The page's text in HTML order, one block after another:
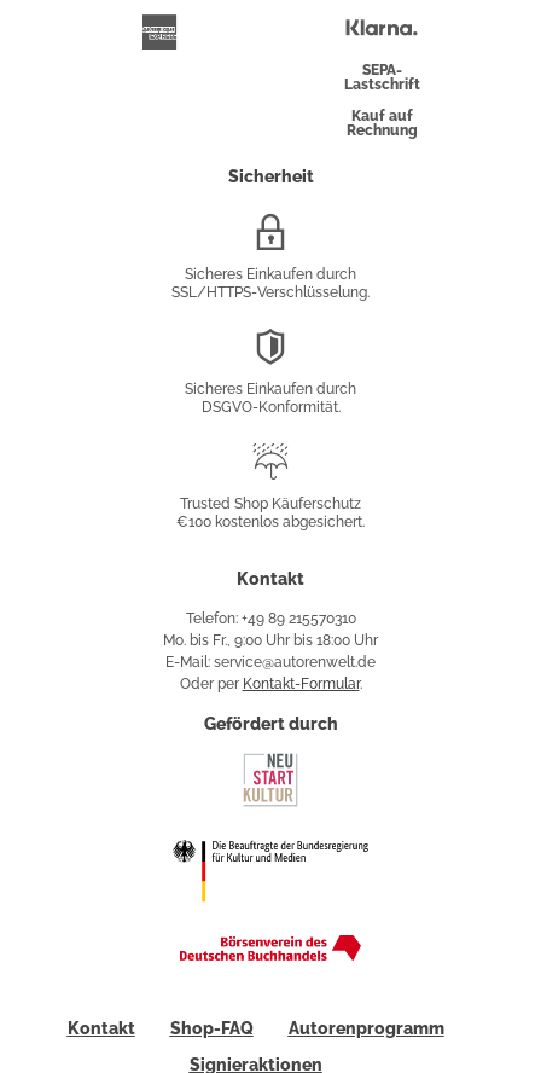
Überweisung
SEPA-
Lastschrift
Kauf auf
Rechnung
Sicherheit
Sicheres Einkaufen durch
SSL/HTTPS-Verschlüsselung.
Sicheres Einkaufen durch
DSGVO-Konformität.
Käuferschutz
Trusted Shop Käuferschutz
€100 kostenlos abgesichert.
Kontakt
Telefon: +49 89 215570310
Mo. bis Fr., 9:00 Uhr bis 18:00 Uhr
E-Mail: service@autorenwelt.de
Oder per Kontakt-Formular.
Gefördert durch
Kontakt Shop-FAQ
Autorenprogramm
Signieraktionen